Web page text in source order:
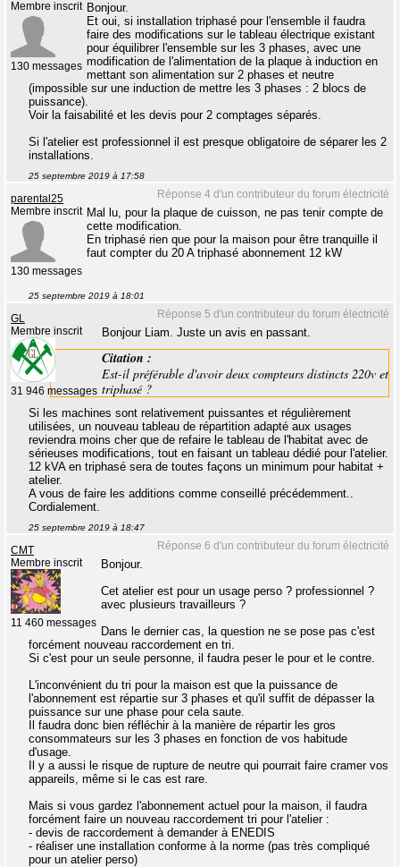
Membre inscrit
130 messages
Bonjour.
Et oui, si installation triphasé pour l'ensemble il faudra
faire des modifications sur le tableau électrique existant
pour équilibrer l'ensemble sur les 3 phases, avec une
modification de l'alimentation de la plaque à induction en
mettant son alimentation sur 2 phases et neutre
(impossible sur une induction de mettre les 3 phases : 2 blocs de
puissance).
Voir la faisabilité et les devis pour 2 comptages séparés.
Si l'atelier est professionnel il est presque obligatoire de séparer les 2
installations.
25 septembre 2019 à 17:58
Réponse 4 d'un contributeur du forum électricité
parental25
Membre inscrit
130 messages
Mal lu, pour la plaque de cuisson, ne pas tenir compte de
cette modification.
En triphasé rien que pour la maison pour être tranquille il
faut compter du 20 A triphasé abonnement 12 kW
25 septembre 2019 à 18:01
Réponse 5 d'un contributeur du forum électricité
GL
Membre inscrit
31 946 messages
Bonjour Liam. Juste un avis en passant.
Citation :
Est-il préférable d'avoir deux compteurs distincts 220v et
triphasé ?
Si les machines sont relativement puissantes et régulièrement
utilisées, un nouveau tableau de répartition adapté aux usages
reviendra moins cher que de refaire le tableau de l'habitat avec de
sérieuses modifications, tout en faisant un tableau dédié pour l'atelier.
12 kVA en triphasé sera de toutes façons un minimum pour habitat +
atelier.
A vous de faire les additions comme conseillé précédemment..
Cordialement.
25 septembre 2019 à 18:47
Réponse 6 d'un contributeur du forum électricité
CMT
Membre inscrit
11 460 messages
Bonjour.
Cet atelier est pour un usage perso ? professionnel ?
avec plusieurs travailleurs ?
Dans le dernier cas, la question ne se pose pas c'est
forcément nouveau raccordement en tri.
Si c'est pour un seule personne, il faudra peser le pour et le contre.
L'inconvénient du tri pour la maison est que la puissance de
l'abonnement est répartie sur 3 phases et qu'il suffit de dépasser la
puissance sur une phase pour cela saute.
Il faudra donc bien réfléchir à la manière de répartir les gros
consommateurs sur les 3 phases en fonction de vos habitude
d'usage.
Il y a aussi le risque de rupture de neutre qui pourrait faire cramer vos
appareils, même si le cas est rare.
Mais si vous gardez l'abonnement actuel pour la maison, il faudra
forcément faire un nouveau raccordement tri pour l'atelier :
- devis de raccordement à demander à ENEDIS
- réaliser une installation conforme à la norme (pas très compliqué
pour un atelier perso)